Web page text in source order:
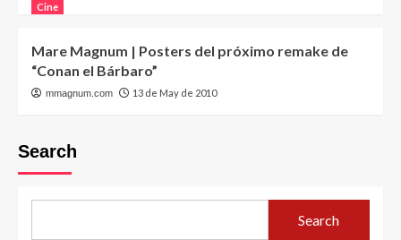
Cine
Mare Magnum | Posters del próximo remake de
“Conan el Bárbaro”
mmagnum.com 13 de May de 2010
Search
Search